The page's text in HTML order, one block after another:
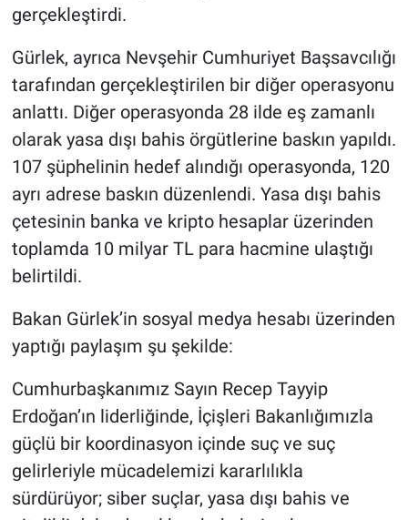
gerçekleştirdi.
Gürlek, ayrıca Nevşehir Cumhuriyet Başsavcılığı
tarafından gerçekleştirilen bir diğer operasyonu
anlattı. Diğer operasyonda 28 ilde eş zamanlı
olarak yasa dışı bahis örgütlerine baskın yapıldı.
107 şüphelinin hedef alındığı operasyonda, 120
ayrı adrese baskın düzenlendi. Yasa dışı bahis
çetesinin banka ve kripto hesaplar üzerinden
toplamda 10 milyar TL para hacmine ulaştığı
belirtildi.
Bakan Gürlek’in sosyal medya hesabı üzerinden
yaptığı paylaşım şu şekilde:
Cumhurbaşkanımız Sayın Recep Tayyip
Erdoğan’ın liderliğinde, İçişleri Bakanlığımızla
güçlü bir koordinasyon içinde suç ve suç
gelirleriyle mücadelemizi kararlılıkla
sürdürüyor; siber suçlar, yasa dışı bahis ve